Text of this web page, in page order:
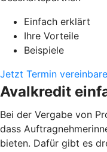
Einfach erklärt
Ihre Vorteile
Beispiele
Jetzt Termin
Avalkredit
Bei der Vergabe von
dass
bieten. Dafür gibt es